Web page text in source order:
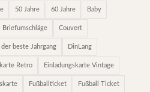
50 Jahre 60 Jahre Baby
Briefumschläge Couvert
der beste Jahrgang DinLang
Retro Einladungskarte Vintage
Fußballticket Fußball Ticket